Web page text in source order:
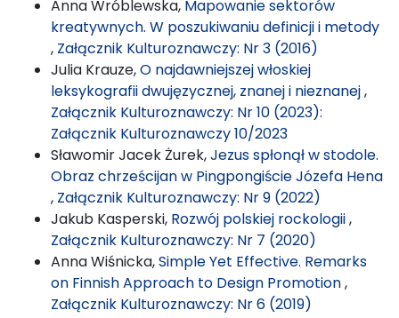
Anna Wróblewska, Mapowanie sektorów
kreatywnych. W poszukiwaniu definicji i metody
, Załącznik Kulturoznawczy: Nr 3 (2016)
Julia Krauze,O najdawniejszej włoskiej
leksykografii dwujęzycznej, znanej i nieznanej,
Załącznik Kulturoznawczy: Nr 10 (2023):
Załącznik Kulturoznawczy 10/2023
Sławomir Jacek Żurek,Jezus spłonął w stodole.
Obraz chrześcijan w Pingpongiście Józefa Hena
, Załącznik Kulturoznawczy: Nr 9 (2022)
Jakub Kasperski, Rozwój polskiej rockologii,
Załącznik Kulturoznawczy: Nr 7 (2020)
Anna Wiśnicka,Simple Yet Effective. Remarks
on Finnish Approach to Design Promotion,
Załącznik Kulturoznawczy: Nr 6 (2019)